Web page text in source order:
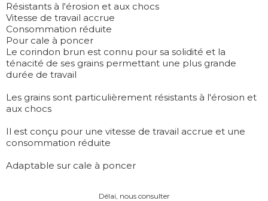
Résistants à l'érosion et aux chocs
Vitesse de travail accrue
Consommation réduite
Pour cale à poncer
Le corindon brun est connu pour sa solidité et la
ténacité de ses grains permettant une plus grande
durée de travail
Les grains sont particulièrement résistants à l'érosion et
aux chocs
Il est conçu pour une vitesse de travail accrue et une
consommation réduite
Adaptable sur cale à poncer
Délai, nous consulter